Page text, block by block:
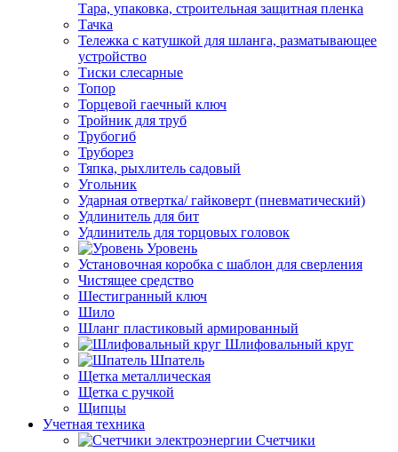
Тара, упаковка, строительная защитная пленка
Тачка
Тележка с катушкой для шланга, разматывающее
устройство
Тиски слесарные
Топор
Торцевой гаечный ключ
Тройник для труб
Трубогиб
Труборез
Тяпка, рыхлитель садовый
Угольник
Ударная отвертка/ гайковерт (пневматический)
Удлинитель для бит
Удлинитель для торцовых головок
Уровень
Установочная коробка с шаблон для сверления
Чистящее средство
Шестигранный ключ
Шило
Шланг пластиковый армированный
Шлифовальный круг
Шпатель
Щетка металлическая
Щетка с ручкой
Щипцы
Учетная техника
Счетчики